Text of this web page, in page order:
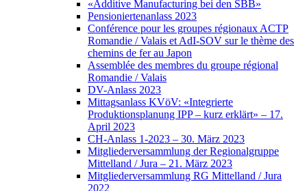
«Additive Manufacturing bei den SBB»
Pensioniertenanlass 2023
Conférence pour les groupes régionaux ACTP
Romandie / Valais et AdI-SOV sur le thème des
chemins de fer au Japon
Assemblée des membres du groupe régional
Romandie / Valais
DV-Anlass 2023
Mittagsanlass KVöV: «Integrierte
Produktionsplanung IPP – kurz erklärt» – 17.
April 2023
CH-Anlass 1-2023 – 30. März 2023
Mitgliederversammlung der Regionalgruppe
Mittelland / Jura – 21. März 2023
Mitgliederversammlung RG Mittelland / Jura
2022